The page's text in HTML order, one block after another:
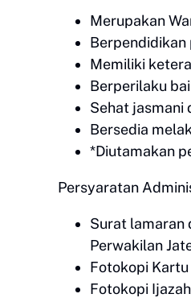
Merupakan
Berpendidikan
Memiliki
Berperilaku
Sehat jasmani
Bersedia
*Diutamakan
Persyaratan
Surat lamaran
Perwakilan
Fotokopi Kartu
Fotokopi